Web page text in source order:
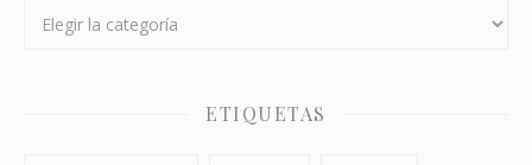
ETIQUETAS